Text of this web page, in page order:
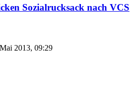
Sozialrucksack nach VCS
2013, 09:29